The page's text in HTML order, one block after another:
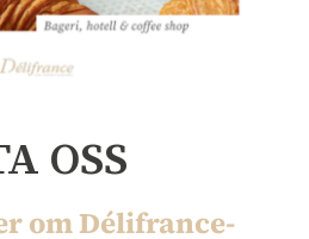
OSS
om Délifrance-